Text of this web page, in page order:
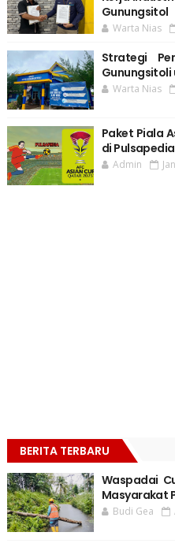
Gunungsitol
Warta Nias
Strategi
Gunungsitoli
Warta Nias
Paket Piala
di Pulsapedia
Admin
BERITA TERBARU
Waspadai
Masyarakat
Budi Gea